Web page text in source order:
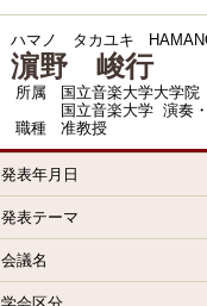
ハマノ タカユキ
濵野 峻行
所属
国立音楽大学大学
国立音楽大学 演奏
職種
准教授
発表年月日
発表テーマ
会議名